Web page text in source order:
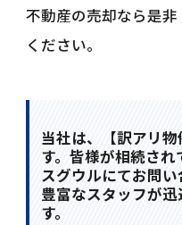
不動産の売却なら是
ください。
当社は、【訳アリ
す。皆様が相続さ
スグウルにてお問
豊富なスタッフが
す。